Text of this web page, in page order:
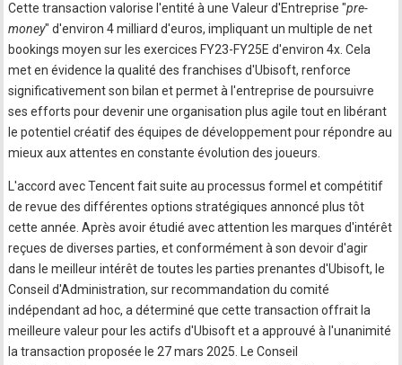
Cette transaction valorise l'entité à une Valeur d'Entreprise "pre-
money" d'environ 4 milliard d'euros, impliquant un multiple de net
bookings moyen sur les exercices FY23-FY25E d'environ 4x. Cela
met en évidence la qualité des franchises d'Ubisoft, renforce
significativement son bilan et permet à l'entreprise de poursuivre
ses efforts pour devenir une organisation plus agile tout en libérant
le potentiel créatif des équipes de développement pour répondre au
mieux aux attentes en constante évolution des joueurs.
L'accord avec Tencent fait suite au processus formel et compétitif
de revue des différentes options stratégiques annoncé plus tôt
cette année. Après avoir étudié avec attention les marques d'intérêt
reçues de diverses parties, et conformément à son devoir d'agir
dans le meilleur intérêt de toutes les parties prenantes d'Ubisoft, le
Conseil d'Administration, sur recommandation du comité
indépendant ad hoc, a déterminé que cette transaction offrait la
meilleure valeur pour les actifs d'Ubisoft et a approuvé à l'unanimité
la transaction proposée le 27 mars 2025. Le Conseil